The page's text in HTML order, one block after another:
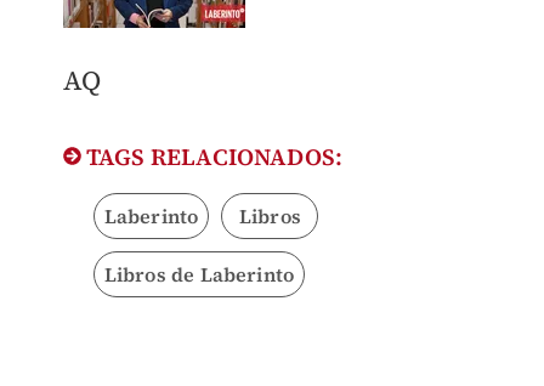
AQ
TAGS RELACIONADOS:
Laberinto Libros
Libros de Laberinto